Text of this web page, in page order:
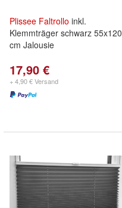
Plissee Faltrollo inkl.
Klemmträger schwarz 55x120
cm Jalousie
17,90 €
+ 4,90 € Versand